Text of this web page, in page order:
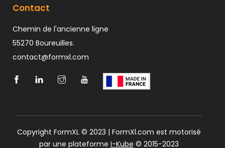
Contact
Chemin de l'ancienne ligne
55270 Boureuilles.
contact@formxl.com
Copyright FormXL © 2023 | FormXl.com est motorisé
par une plateforme I-Kube © 2015-2023